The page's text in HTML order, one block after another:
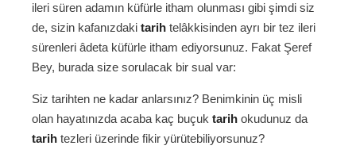
ileri süren adamın küfürle itham olunması gibi şimdi siz
de, sizin kafanızdaki tarih telâkkisinden ayrı bir tez ileri
sürenleri âdeta küfürle itham ediyorsunuz. Fakat Şeref
Bey, burada size sorulacak bir sual var:
Siz tarihten ne kadar anlarsınız? Benimkinin üç misli
olan hayatınızda acaba kaç buçuk tarih okudunuz da
tarih tezleri üzerinde fikir yürütebiliyorsunuz?